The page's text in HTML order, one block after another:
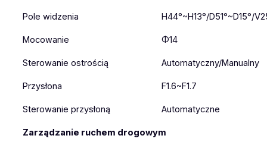
Pole widzenia H44°~H13°/D51°~D15°/
Mocowanie Φ14
Sterowanie ostrością Automatyczny/Manualny
Przysłona F1.6~F1.7
Sterowanie przysłoną Automatyczne
Zarządzanie ruchem drogowym